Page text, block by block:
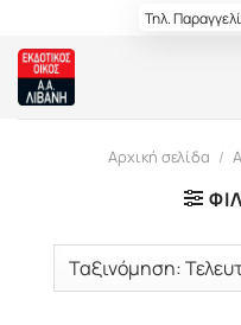
content
Τηλ.
Αρχική σελίδα /